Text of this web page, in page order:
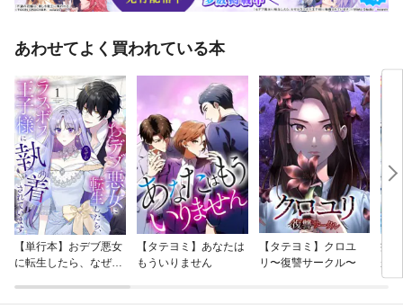
あわせてよく買われている本
【単行本】おデブ悪女
に転生したら、なぜか
【タテヨミ】あなたは
もういりません
【タテヨミ】クロユ
リ〜復讐サークル〜
病
が
ぎ